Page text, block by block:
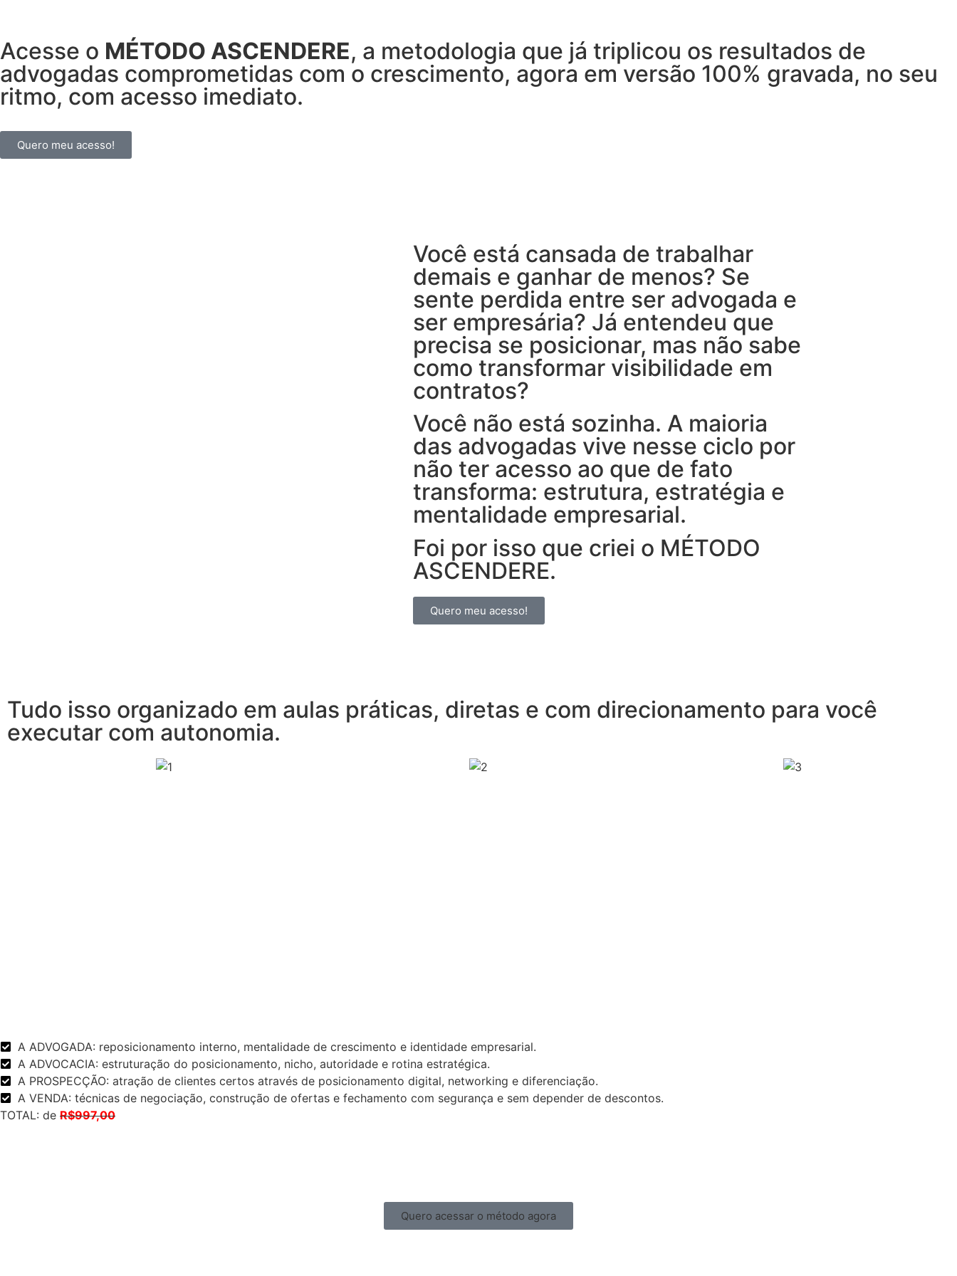
Acesse o MÉTODO ASCENDERE, a metodologia que já triplicou os resultados de
advogadas comprometidas com o crescimento, agora em versão 100% gravada, no seu
ritmo, com acesso imediato.
Quero meu acesso!
Você está cansada de trabalhar
demais e ganhar de menos? Se
sente perdida entre ser advogada e
ser empresária? Já entendeu que
precisa se posicionar, mas não sabe
como transformar visibilidade em
contratos?
Você não está sozinha. A maioria
das advogadas vive nesse ciclo por
não ter acesso ao que de fato
transforma: estrutura, estratégia e
mentalidade empresarial.
Foi por isso que criei o MÉTODO
ASCENDERE.
Quero meu acesso!
Tudo isso organizado em aulas práticas, diretas e com direcionamento para você
executar com autonomia.
A ADVOGADA: reposicionamento interno, mentalidade de crescimento e identidade empresarial.
A ADVOCACIA: estruturação do posicionamento, nicho, autoridade e rotina estratégica.
A PROSPECÇÃO: atração de clientes certos através de posicionamento digital, networking e diferenciação.
A VENDA: técnicas de negociação, construção de ofertas e fechamento com segurança e sem depender de descontos.
TOTAL: de R$997,00
Quero acessar o método agora